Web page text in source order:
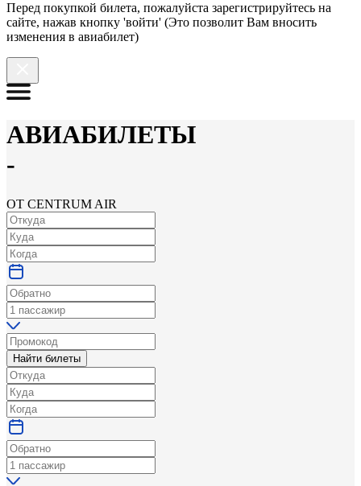
Перед покупкой билета, пожалуйста зарегистрируйтесь на
сайте, нажав кнопку 'войти' (Это позволит Вам вносить
изменения в авиабилет)
АВИАБИЛЕТЫ
-
ОТ CENTRUM AIR
Найти билеты